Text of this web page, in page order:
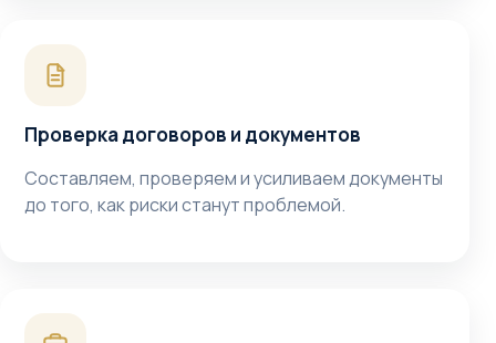
Проверка договоров и документов
Составляем, проверяем и усиливаем документы
до того, как риски станут проблемой.